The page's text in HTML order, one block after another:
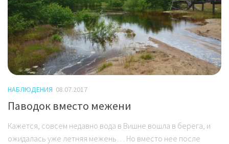
НАБЛЮДЕНИЯ 08.07.2017
Паводок вместо межени
Кажется, совсем недавно вода в Вишне вошла в берега, и
ожидалась уже летняя межень… Но вместо нее после